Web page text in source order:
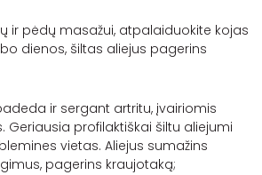
ir pėdų masažui, atpalaiduokite kojas
dienos, šiltas aliejus pagerins
ir sergant artritu, įvairiomis
Geriausia profilaktiškai šiltu aliejumi
vietas. Aliejus sumažins
pagerins kraujotaką;